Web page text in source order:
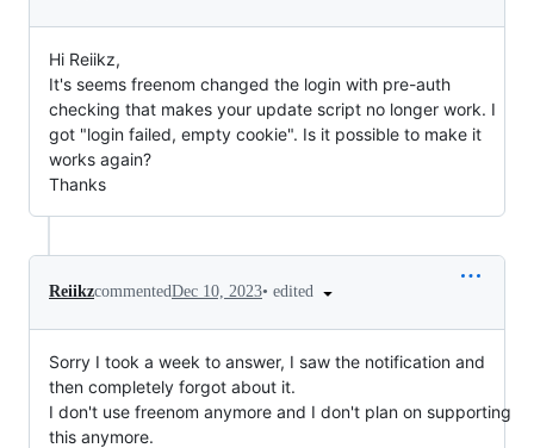
Hi Reiikz,
It's seems freenom changed the login with pre-auth
checking that makes your update script no longer work. I
got "login failed, empty cookie". Is it possible to make it
works again?
Thanks
ReiikzcommentedDec 10, 2023• edited
Sorry I took a week to answer, I saw the notification and
then completely forgot about it.
I don't use freenom anymore and I don't plan on supporting
this anymore.